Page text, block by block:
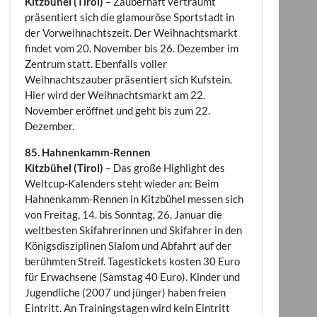
präsentiert sich die glamouröse Sportstadt in
der Vorweihnachtszeit. Der Weihnachtsmarkt
findet vom 20. November bis 26. Dezember im
Zentrum statt. Ebenfalls voller
Weihnachtszauber präsentiert sich Kufstein.
Hier wird der Weihnachtsmarkt am 22.
November eröffnet und geht bis zum 22.
Dezember.
85. Hahnenkamm-Rennen
Kitzbühel (Tirol) – Das große Highlight des
Weltcup-Kalenders steht wieder an: Beim
Hahnenkamm-Rennen in Kitzbühel messen sich
von Freitag, 14. bis Sonntag, 26. Januar die
weltbesten Skifahrerinnen und Skifahrer in den
Königsdisziplinen Slalom und Abfahrt auf der
berühmten Streif. Tagestickets kosten 30 Euro
für Erwachsene (Samstag 40 Euro). Kinder und
Jugendliche (2007 und jünger) haben freien
Eintritt. An Trainingstagen wird kein Eintritt